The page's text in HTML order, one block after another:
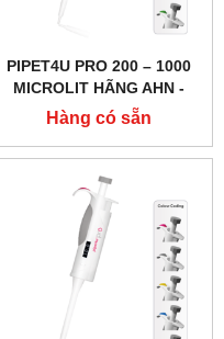
PIPET4U PRO 200 – 1000
MICROLIT HÃNG AHN -
ĐỨC
Hàng có sẵn